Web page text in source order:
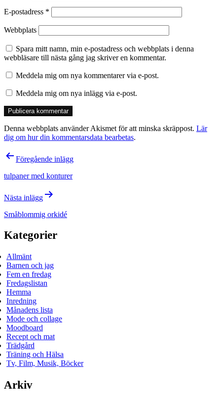
E-postadress *
Webbplats
Spara mitt namn, min e-postadress och webbplats i denna
webbläsare till nästa gång jag skriver en kommentar.
Meddela mig om nya kommentarer via e-post.
Meddela mig om nya inlägg via e-post.
Denna webbplats använder Akismet för att minska skräppost. Lär
dig om hur din kommentarsdata bearbetas.
Inläggsnavigering
Föregående inlägg
tulpaner med konturer
Nästa inlägg
Småblommig orkidé
Kategorier
Allmänt
Barnen och jag
Fem en fredag
Fredagslistan
Hemma
Inredning
Månadens lista
Mode och collage
Moodboard
Recept och mat
Trädgård
Träning och Hälsa
Tv, Film, Musik, Böcker
Arkiv